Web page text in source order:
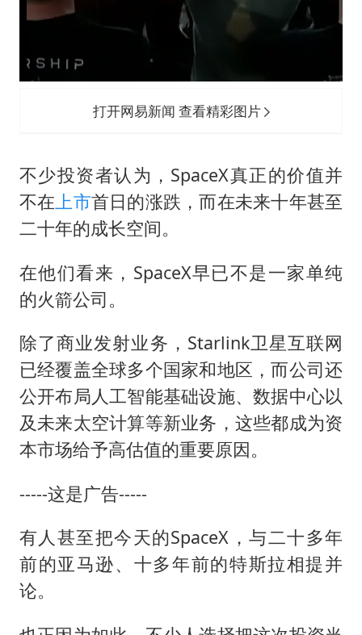
打开网易新闻 查看精彩图片
不少投资者认为，SpaceX真正的价值并
不在上市首日的涨跌，而在未来十年甚至
二十年的成长空间。
在他们看来，SpaceX早已不是一家单纯
的火箭公司。
除了商业发射业务，Starlink卫星互联网
已经覆盖全球多个国家和地区，而公司还
公开布局人工智能基础设施、数据中心以
及未来太空计算等新业务，这些都成为资
本市场给予高估值的重要原因。
-----这是广告-----
有人甚至把今天的SpaceX，与二十多年
前的亚马逊、十多年前的特斯拉相提并
论。